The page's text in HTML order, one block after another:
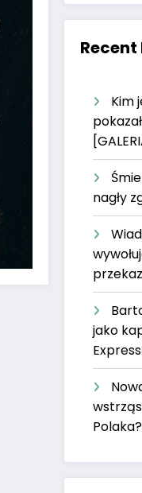
Recent
Kim
nagły
jako
Express.
Polaka?